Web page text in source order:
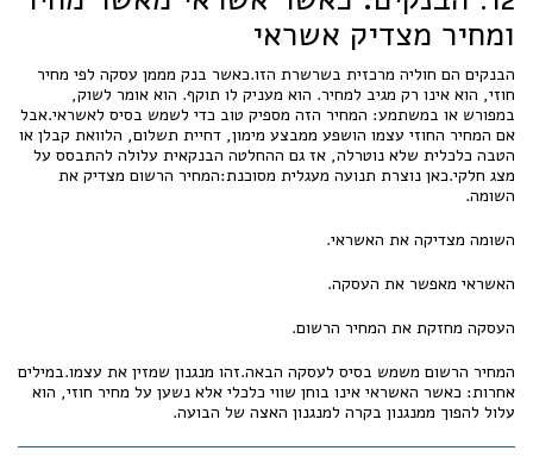
ומחיר מצדיק אשראי
הבנקים הם חוליה מרכזית בשרשרת הזו.כאשר בנק מממן עסקה לפי מחיר
חוזי, הוא אינו רק מגיב למחיר. הוא מעניק לו תוקף. הוא אומר לשוק,
במפורש או במשתמע: המחיר הזה מספיק טוב כדי לשמש בסיס לאשראי.אבל
אם המחיר החוזי עצמו הושפע ממבצע מימון, דחיית תשלום, הלוואת קבלן או
הטבה כלכלית שלא נוטרלה, אז גם ההחלטה הבנקאית עלולה להתבסס על
מצג חלקי.כאן נוצרת תנועה מעגלית מסוכנת:המחיר הרשום מצדיק את
השומה.
השומה מצדיקה את האשראי.
האשראי מאפשר את העסקה.
העסקה מחזקת את המחיר הרשום.
המחיר הרשום משמש בסיס לעסקה הבאה.זהו מנגנון שמזין את עצמו.במילים
אחרות: כאשר האשראי אינו בוחן שווי כלכלי אלא נשען על מחיר חוזי, הוא
עלול להפוך ממנגנון בקרה למנגנון האצה של הבועה.